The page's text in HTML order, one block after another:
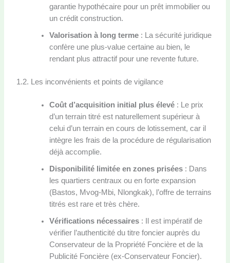
garantie hypothécaire pour un prêt immobilier ou
un crédit construction.
Valorisation à long terme: La sécurité juridique
confère une plus-value certaine au bien, le
rendant plus attractif pour une revente future.
1.2. Les inconvénients et points de vigilance
Coût d’acquisition initial plus élevé: Le prix
d’un terrain titré est naturellement supérieur à
celui d’un terrain en cours de lotissement, car il
intègre les frais de la procédure de régularisation
déjà accomplie.
Disponibilité limitée en zones prisées: Dans
les quartiers centraux ou en forte expansion
(Bastos, Mvog-Mbi, Nlongkak), l’offre de terrains
titrés est rare et très chère.
Vérifications nécessaires: Il est impératif de
vérifier l’authenticité du titre foncier auprès du
Conservateur de la Propriété Foncière et de la
Publicité Foncière (ex-Conservateur Foncier).